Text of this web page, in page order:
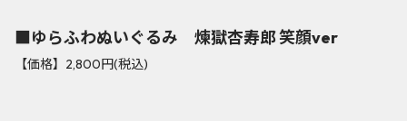
■ゆらふわぬいぐるみ 煉獄杏寿郎 笑顔ver
【価格】2,800円(税込)